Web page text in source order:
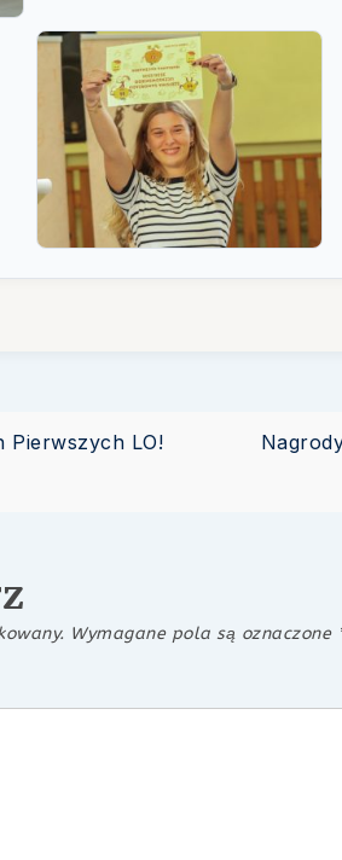
Pierwszych LO!
Wymagane pola są oznaczone